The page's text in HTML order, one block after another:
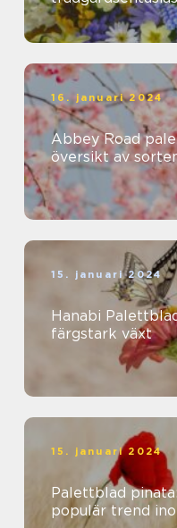
16. januari 2024
Abbey Road
översikt av
15. januari 2024
Hanabi
färgstark växt
15. januari 2024
Palettblad
populär trend